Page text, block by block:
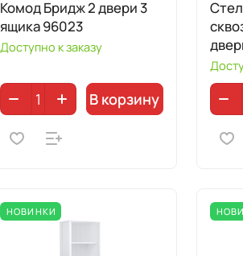
Комод Бридж 2 двери 3
ящика 96023
Доступно к заказу
В корзину
НОВИНКИ